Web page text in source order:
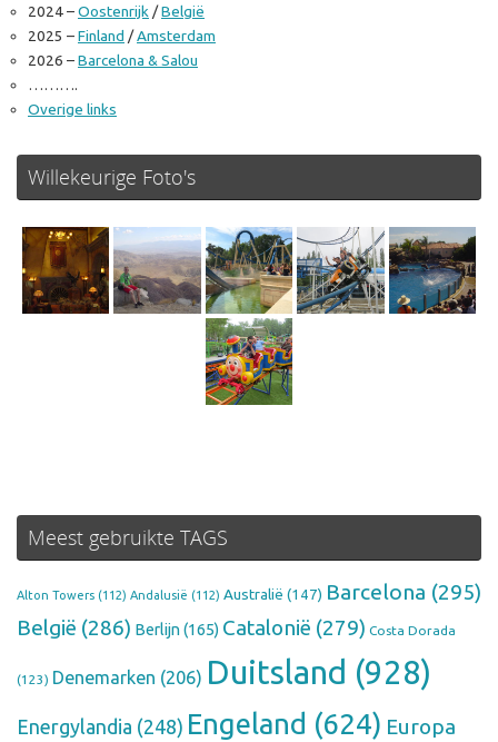
2024 –Oostenrijk /België
2025 –Finland /Amsterdam
2026 –Barcelona & Salou
……….
Overige links
Willekeurige Foto's
Meest gebruikte TAGS
Alton Towers (112) Andalusië (112) Australië (147) Barcelona (295)
België (286) Berlijn(165) Catalonië (279) Costa Dorada
(123) Denemarken (206) Duitsland (928)
Energylandia (248) Engeland (624) Europa